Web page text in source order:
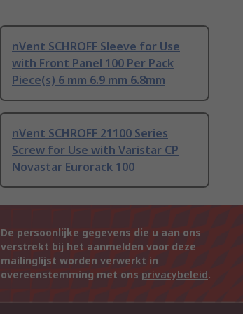
nVent SCHROFF Sleeve for Use
with Front Panel 100 Per Pack
Piece(s) 6 mm 6.9 mm 6.8mm
nVent SCHROFF 21100 Series
Screw for Use with Varistar CP
Novastar Eurorack 100
De persoonlijke gegevens die u aan ons
verstrekt bij het aanmelden voor deze
mailinglijst worden verwerkt in
overeenstemming met ons privacybeleid.